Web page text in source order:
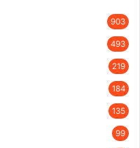
903
493
219
184
135
99